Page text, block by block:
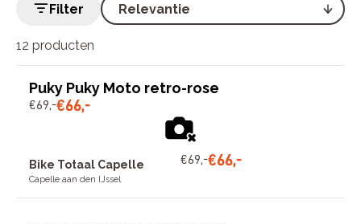
12 producten
Filter
Puky Puky Moto retro-rose
€69,-€66,-
Bike Totaal Capelle
Capelle aan den IJssel
€69,-€66,-